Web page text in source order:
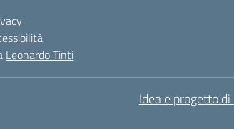
Leonardo Tinti
Idea e progetto